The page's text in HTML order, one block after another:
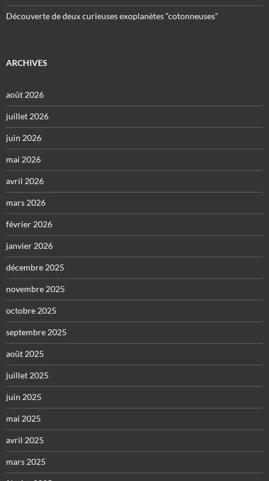
Découverte de deux curieuses exoplanètes “cotonneuses”
ARCHIVES
août 2026
juillet 2026
juin 2026
mai 2026
avril 2026
mars 2026
février 2026
janvier 2026
décembre 2025
novembre 2025
octobre 2025
septembre 2025
août 2025
juillet 2025
juin 2025
mai 2025
avril 2025
mars 2025